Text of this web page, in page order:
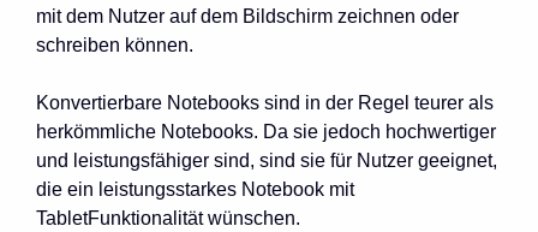
mit dem Nutzer auf dem Bildschirm zeichnen oder
schreiben können.
Konvertierbare Notebooks sind in der Regel teurer als
herkömmliche Notebooks. Da sie jedoch hochwertiger
und leistungsfähiger sind, sind sie für Nutzer geeignet,
die ein leistungsstarkes Notebook mit
TabletFunktionalität wünschen.